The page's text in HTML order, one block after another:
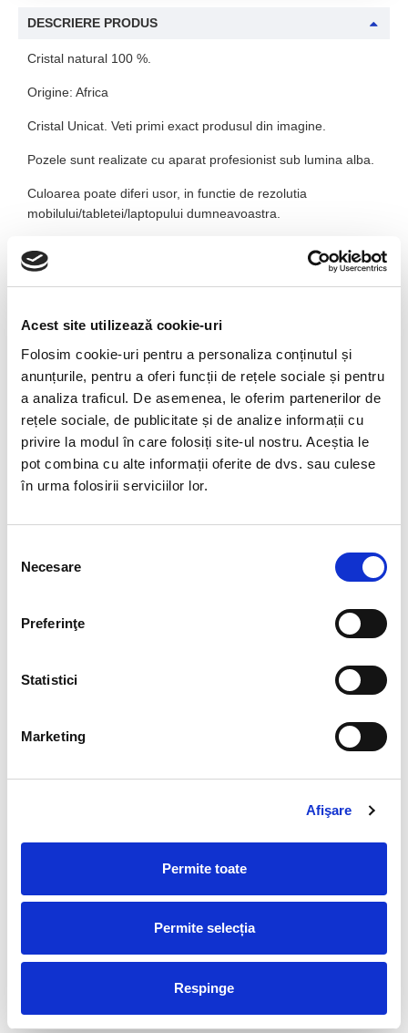
Acest site utilizează cookie-uri
Folosim cookie-uri pentru a personaliza conținutul și
anunțurile, pentru a oferi funcții de rețele sociale și pentru
a analiza traficul. De asemenea, le oferim partenerilor de
rețele sociale, de publicitate și de analize informații cu
privire la modul în care folosiți site-ul nostru. Aceștia le
pot combina cu alte informații oferite de dvs. sau culese
în urma folosirii serviciilor lor.
consimțământului
Necesare
Preferinţe
Statistici
Marketing
Afişare
Permite toate
Permite selecția
Respinge
DESCRIERE PRODUS
Cristal natural 100 %.
Origine: Africa
Cristal Unicat. Veti primi exact produsul din imagine.
Pozele sunt realizate cu aparat profesionist sub lumina alba.
Culoarea poate diferi usor, in functie de rezolutia
mobilului/tabletei/laptopului dumneavoastra.
Ametistul provine din grecescul “amethystus” cu
sensul “ nu este beat “
Fe3+ .Culoarea de mov este data de impuritatile de fier .
Culoare :violet-deschis , pana la inchis , rosu - violet
Duritate :
Luciu :sticlos
Transparenta : transparent,translucid
Tara de origine :Statele Unite, Marea
Lanka,Uruguay,Africa de Est,Siberia
Fecioara .
Polaritate :Yin
RECENZII CLIENTI